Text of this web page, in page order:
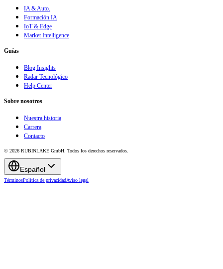
IA & Auto.
Formación IA
IoT & Edge
Market Intelligence
Guías
Blog Insights
Radar Tecnológico
Help Center
Sobre nosotros
Nuestra historia
Carrera
Contacto
© 2026 RUBINLAKE GmbH. Todos los derechos reservados.
Español
TérminosPolítica de privacidadAviso legal